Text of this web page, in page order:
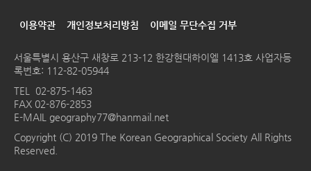
이용약관 개인정보처리방침 이메일 무단수집 거부
서울특별시 용산구 새창로 213-12 한강현대하이엘 1413호 사업자등
록번호: 112-82-05944
TEL 02-875-1463
FAX 02-876-2853
E-MAIL geography77@hanmail.net
Copyright (C) 2019 The Korean Geographical Society All Rights
Reserved.